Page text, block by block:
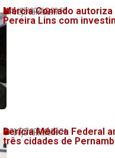
💬 Veja também!
31/07/2026 20:58
Márcia Conrado
Pereira Lins com
💬 Veja também!
31/07/2026 20:34
Perícia Médica Federal
três cidades de